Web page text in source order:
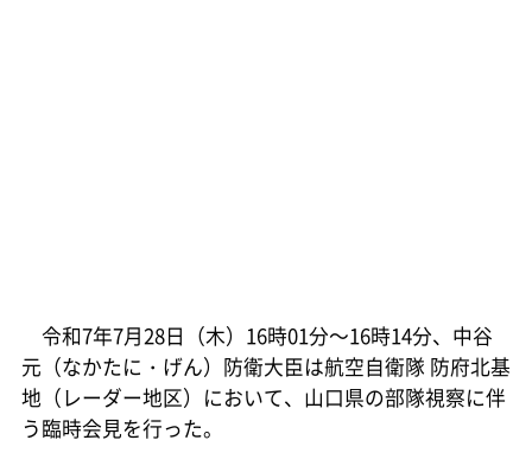
令和7年7月28日（木）16時01分～16時14分、中谷
元（なかたに・げん）防衛大臣は航空自衛隊 防府北基
地（レーダー地区）において、山口県の部隊視察に伴
う臨時会見を行った。